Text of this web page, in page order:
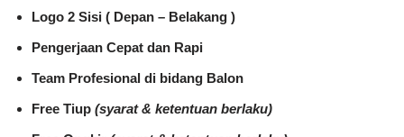
Logo 2 Sisi ( Depan – Belakang )
Pengerjaan Cepat dan Rapi
Team Profesional di bidang Balon
Free Tiup (syarat & ketentuan berlaku)